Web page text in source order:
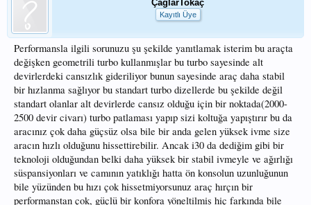
ÇağlarTokaç
Kayıtlı Üye
Performansla ilgili sorunuzu şu şekilde yanıtlamak isterim bu araçta
değişken geometrili turbo kullanmışlar bu turbo sayesinde alt
devirlerdeki cansızlık gideriliyor bunun sayesinde araç daha stabil
bir hızlanma sağlıyor bu standart turbo dizellerde bu şekilde değil
standart olanlar alt devirlerde cansız olduğu için bir noktada(2000-
2500 devir civarı) turbo patlaması yapıp sizi koltuğa yapıştırır bu da
aracınız çok daha güçsüz olsa bile bir anda gelen yüksek ivme size
aracın hızlı olduğunu hissettirebilir. Ancak i30 da dediğim gibi bir
teknoloji olduğundan belki daha yüksek bir stabil ivmeyle ve ağırlığı
süspansiyonları ve camının yatıklığı hatta ön konsolun uzunluğunun
bile yüzünden bu hızı çok hissetmiyorsunuz araç hırçın bir
performanstan çok, güçlü bir konfora yöneltilmiş hiç farkında bile